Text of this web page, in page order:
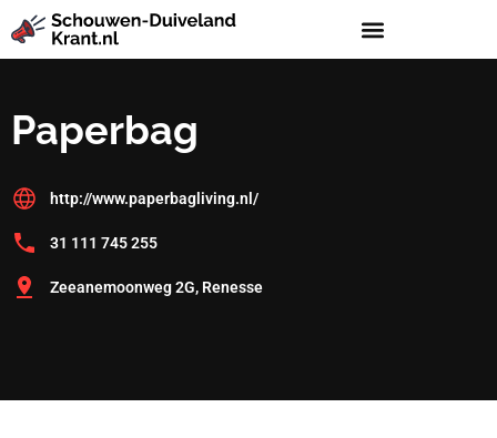
Paperbag
http://www.paperbagliving.nl/
31 111 745 255
Zeeanemoonweg 2G, Renesse